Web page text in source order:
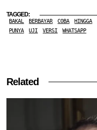
TAGGED:
BAKAL BERBAYAR COBA HINGGA
PUNYA
UJI VERSI WHATSAPP
Related